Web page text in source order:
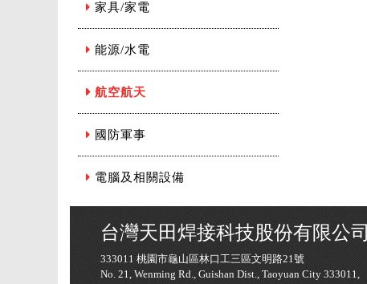
家具/家電
能源/水電
航空航天
國防軍事
電腦及相關設備
台灣天田焊接科技股份有限公司
333011 桃園市龜山區林口工三區文明路21號
No. 21, Wenming Rd., Guishan Dist., Taoyuan City 333011,